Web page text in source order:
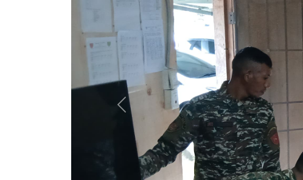
Previous